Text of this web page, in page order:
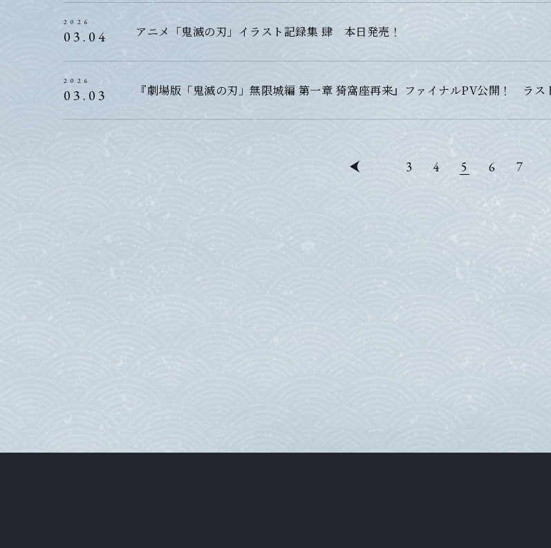
2026
03.04 アニメ「鬼滅の刃」イラスト記録集 肆 本日発売！
2026
03.03 『劇場版「鬼滅の刃」無限城編 第一章 猗窩座再来』ファイナルPV公開！ ラス
3 4 5 6 7